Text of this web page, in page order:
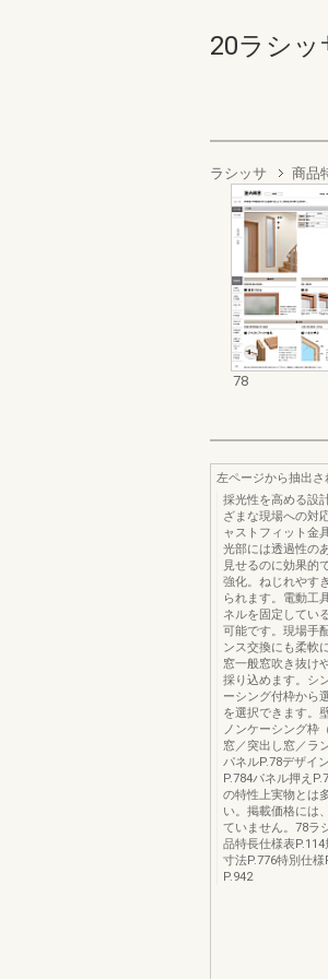
20ラシッ
ラシッサ 商品
78
左ページから抽出さ
採光性を高める設
ざまな現場への
ャストフィット
光部には透過性の
見せるのに効果的
強化。ねじれやす
られます。電動工
ネルを固定してい
可能です。現場手
ンス交換にも柔軟
窓一般窓吹き抜け
採り込めます。シ
ーシング付枠から
を選択できます。
ノンケーシング枠
窓／突出し窓／ラ
パネルP.78デザイ
P.784パネル押え
の特性上実物とは
い。掲載価格には
ていません。78ラ
品特長仕様表
寸法P.776特別仕
P.942